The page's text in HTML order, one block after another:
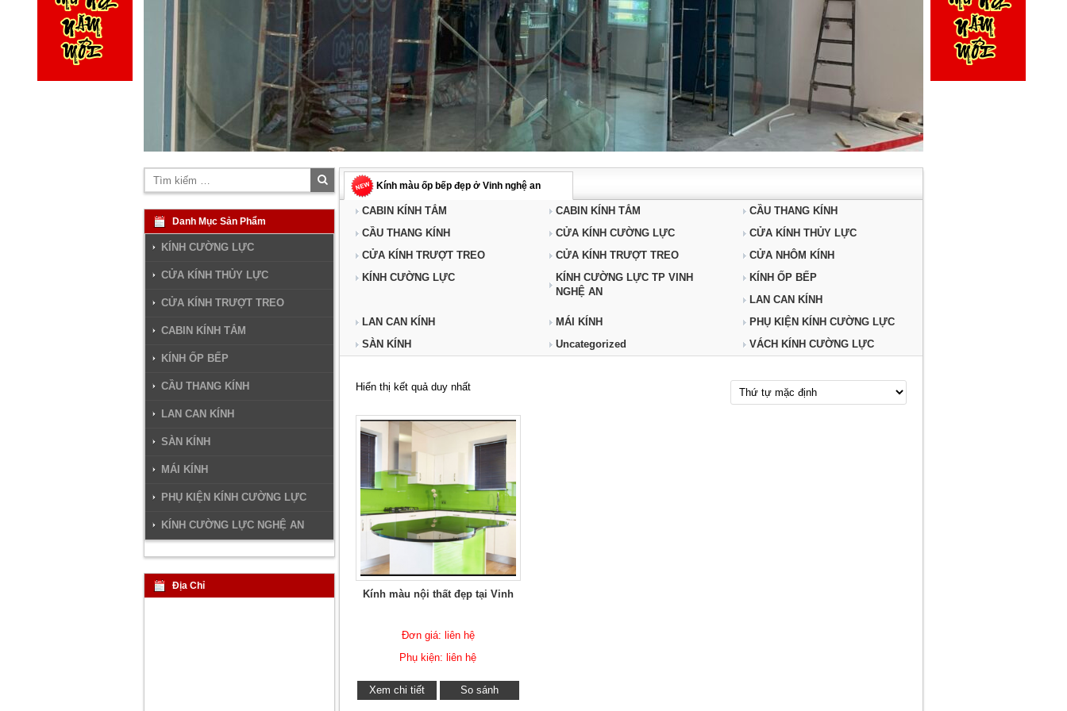
Kính màu ốp bếp đẹp ở Vinh nghệ an
CABIN KÍNH TẮM CABIN KÍNH TẮM
CẦU THANG KÍNH
CẦU THANG KÍNH
CỬA KÍNH CƯỜNG LỰC
CỬA KÍNH THỦY LỰC
CỬA KÍNH TRƯỢT TREO
CỬA KÍNH TRƯỢT TREO
CỬA NHÔM KÍNH
KÍNH CƯỜNG LỰC
KÍNH CƯỜNG LỰC TP VINH
NGHỆ AN
KÍNH ỐP BẾP
LAN CAN KÍNH
LAN CAN KÍNH
MÁI KÍNH
PHỤ KIỆN KÍNH CƯỜNG LỰC
SÀN KÍNH
Uncategorized VÁCH KÍNH CƯỜNG LỰC
Hiển thị kết quả duy nhất
Kính màu nội thất đẹp tại Vinh
Đơn giá: liên hệ
Phụ kiện: liên hệ
Xem chi tiết So sánh
Tìm
kiếm
Danh Mục Sản Phẩm
KÍNH CƯỜNG LỰC
CỬA KÍNH THỦY LỰC
CỬA KÍNH TRƯỢT TREO
CABIN KÍNH TẮM
KÍNH ỐP BẾP
CẦU THANG KÍNH
LAN CAN KÍNH
SÀN KÍNH
MÁI KÍNH
PHỤ KIỆN KÍNH CƯỜNG LỰC
KÍNH CƯỜNG LỰC NGHỆ AN
Địa Chỉ